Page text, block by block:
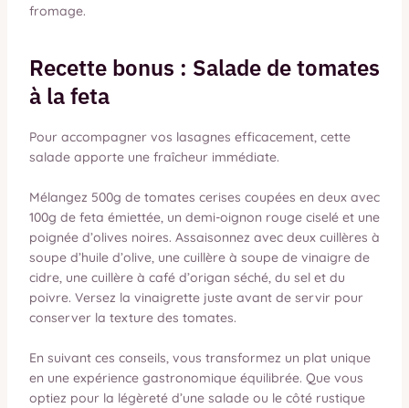
fromage.
Recette bonus : Salade de tomates
à la feta
Pour accompagner vos lasagnes efficacement, cette
salade apporte une fraîcheur immédiate.
Mélangez 500g de tomates cerises coupées en deux avec
100g de feta émiettée, un demi-oignon rouge ciselé et une
poignée d’olives noires. Assaisonnez avec deux cuillères à
soupe d’huile d’olive, une cuillère à soupe de vinaigre de
cidre, une cuillère à café d’origan séché, du sel et du
poivre. Versez la vinaigrette juste avant de servir pour
conserver la texture des tomates.
En suivant ces conseils, vous transformez un plat unique
en une expérience gastronomique équilibrée. Que vous
optiez pour la légèreté d’une salade ou le côté rustique